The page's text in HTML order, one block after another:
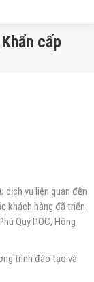
cấp
dịch vụ liên quan đến
khách hàng đã triển
Quý POC, Hồng
trình đào tạo và